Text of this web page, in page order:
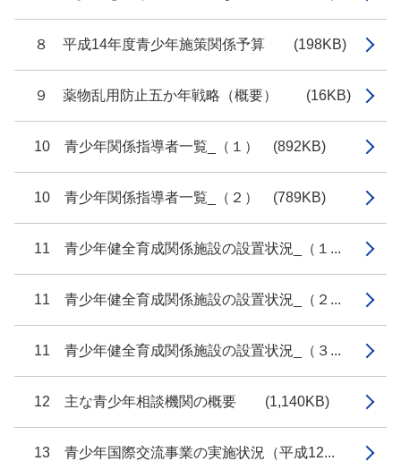
８ 平成14年度青少年施策関係予算 (198KB)
９ 薬物乱用防止五か年戦略（概要） (16KB)
10 青少年関係指導者一覧_（１） (892KB)
10 青少年関係指導者一覧_（２） (789KB)
11 青少年健全育成関係施設の設置状況_（１...
11 青少年健全育成関係施設の設置状況_（２...
11 青少年健全育成関係施設の設置状況_（３...
12 主な青少年相談機関の概要 (1,140KB)
13 青少年国際交流事業の実施状況（平成12...